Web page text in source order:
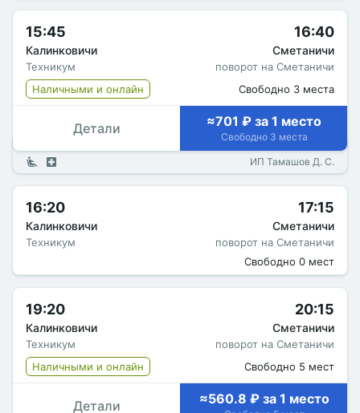
15:45
Калинковичи
Техникум
16:40
Сметаничи
поворот на Сметаничи
Наличными и онлайн
Свободно 3 места
Детали ≈701 ₽ за 1 место
Свободно 3 места
ИП Тамашов Д. С.
16:20
Калинковичи
Техникум
17:15
Сметаничи
поворот на Сметаничи
Свободно 0 мест
19:20
Калинковичи
Техникум
20:15
Сметаничи
поворот на Сметаничи
Наличными и онлайн
Свободно 5 мест
Детали ≈560.8 ₽ за 1 место